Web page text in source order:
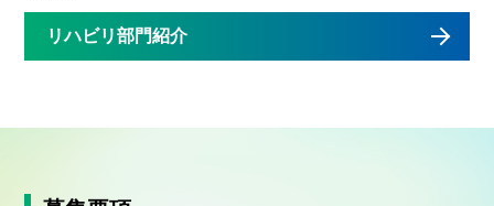
リハビリ部門紹介